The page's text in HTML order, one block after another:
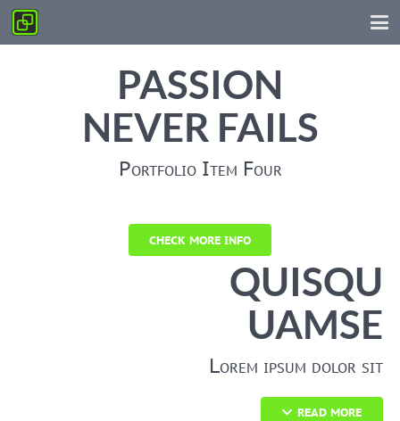
PASSION
NEVER FAILS
Portfolio Item Four
CHECK MORE INFO
QUISQU
UAMSE
Lorem ipsum dolor sit
READ MORE